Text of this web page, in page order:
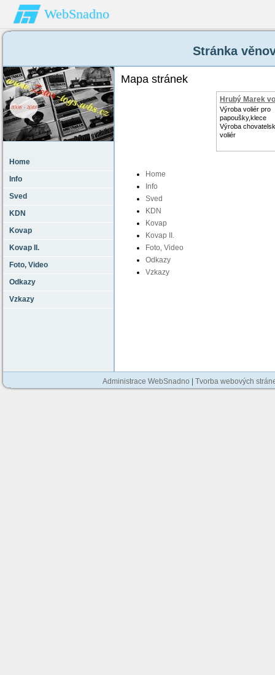
WebSnadno
Stránka
Home
Info
Sved
KDN
Kovap
Kovap II.
Foto‚ Video
Odkazy
Vzkazy
Mapa stránek
Hrubý Marek
Výroba voliér pro
papoušky,klece
Výroba
voliér
Home
Info
Sved
KDN
Kovap
Kovap II.
Foto‚ Video
Odkazy
Vzkazy
Administrace WebSnadno |Tvorba webových